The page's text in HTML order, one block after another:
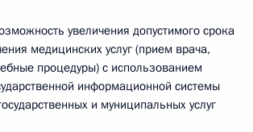
увеличения допустимого срока
медицинских услуг (прием врача,
процедуры) с использованием
информационной системы
и муниципальных услуг